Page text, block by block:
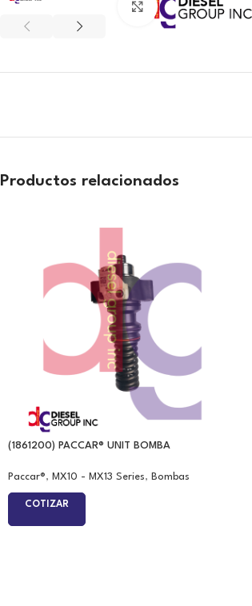
Click to enlarge
Productos relacionados
(1861200) PACCAR® UNIT BOMBA
Paccar®, MX10 - MX13 Series, Bombas
COTIZAR